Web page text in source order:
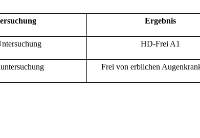
Ergebnis
HD-Frei A1
Frei von erblichen